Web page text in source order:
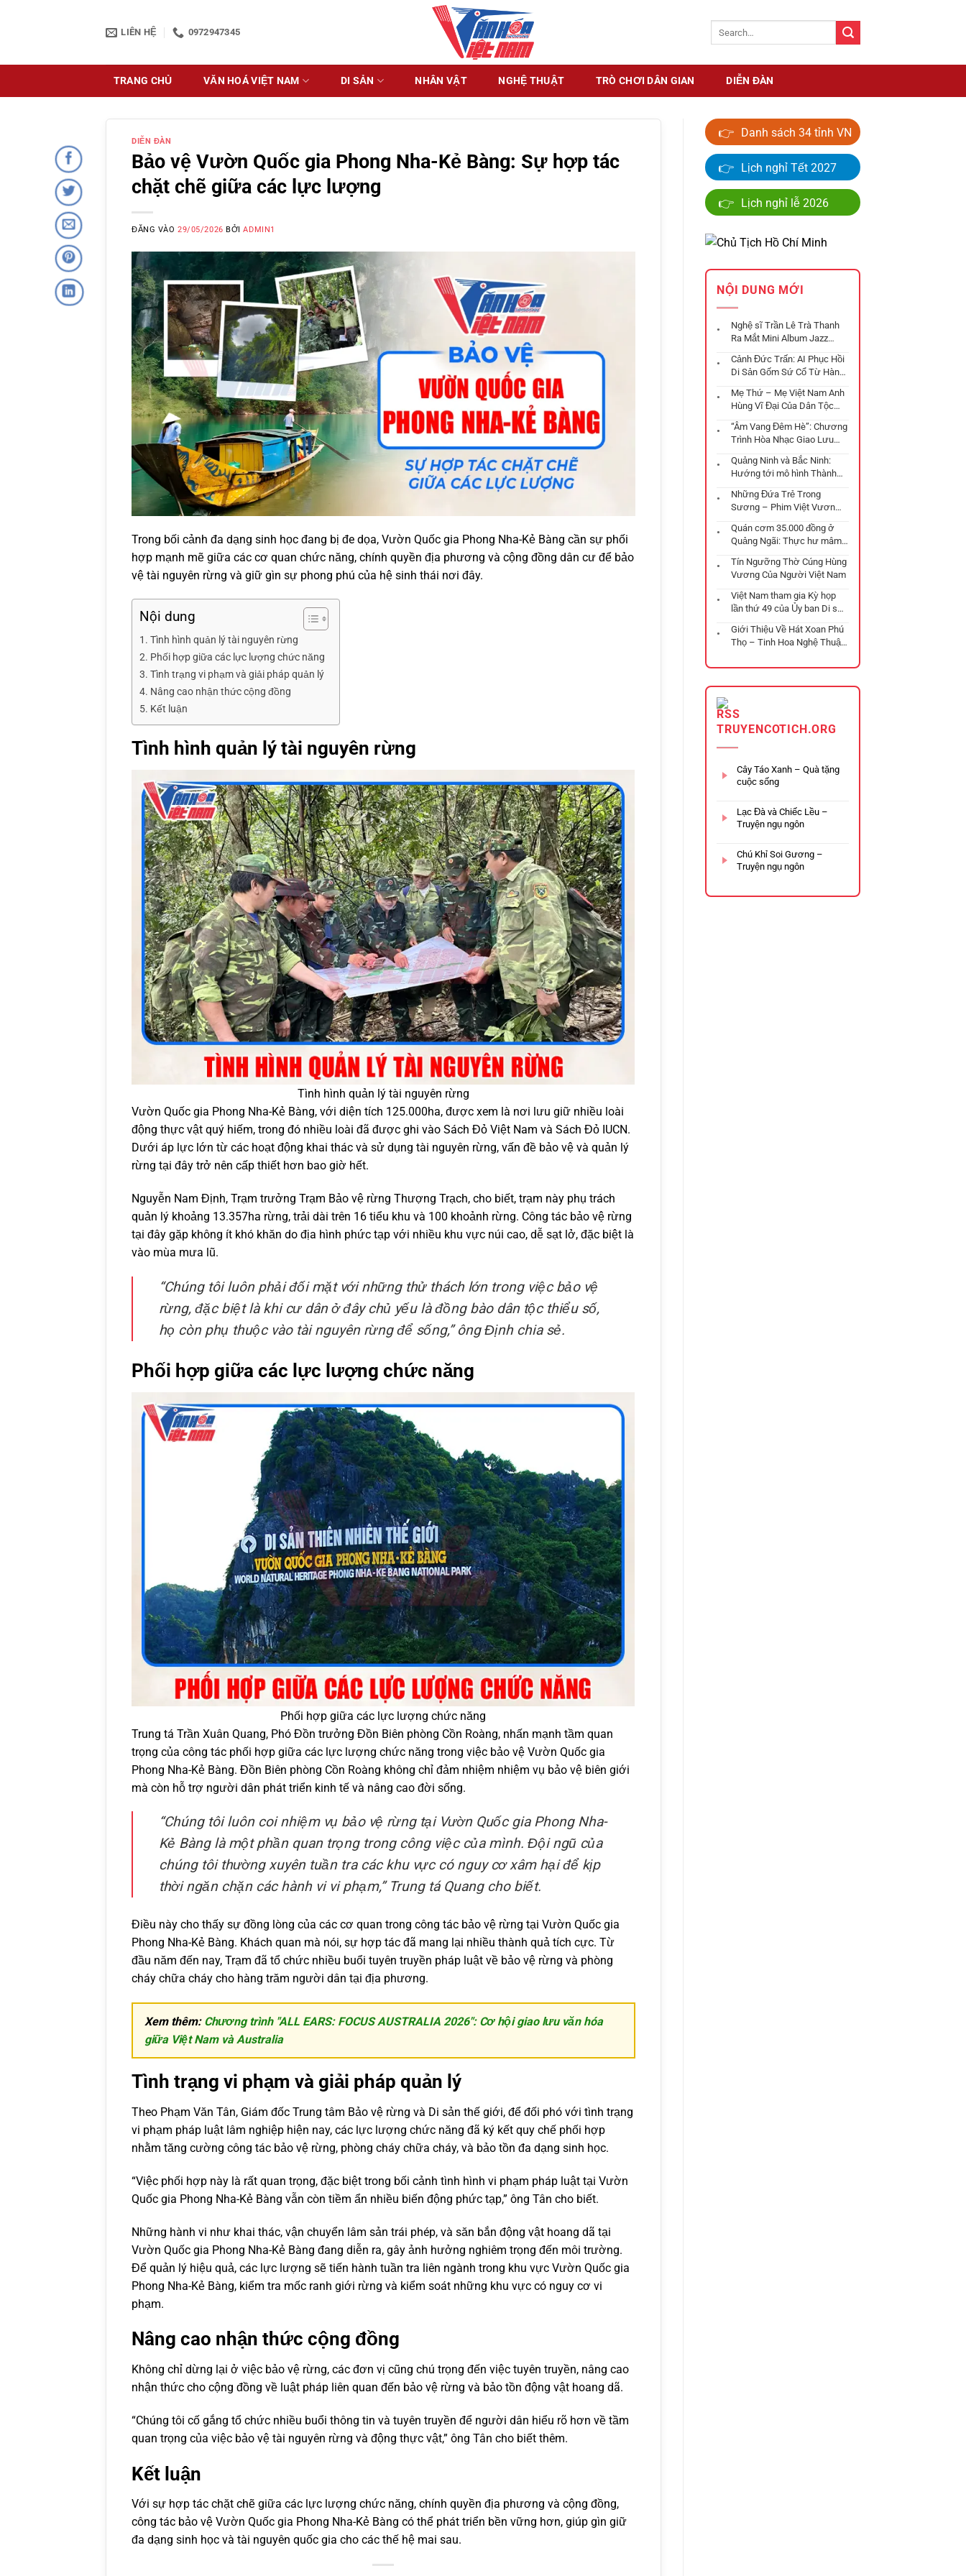
dung
LIÊN HỆ 0972947345
TRANG CHỦ VĂN HOÁ VIỆT NAM DI SẢN NHÂN VẬT NGHỆ THUẬT TRÒ CHƠI DÂN GIAN DIỄN ĐÀN
DIỄN ĐÀN
Bảo vệ Vườn Quốc gia Phong Nha-Kẻ Bàng: Sự hợp tác
chặt chẽ giữa các lực lượng
ĐĂNG VÀO29/05/2026 BỞIADMIN1
Trong bối cảnh đa dạng sinh học đang bị đe dọa, Vườn Quốc gia Phong Nha-Kẻ Bàng cần sự phối
hợp mạnh mẽ giữa các cơ quan chức năng, chính quyền địa phương và cộng đồng dân cư để bảo
vệ tài nguyên rừng và giữ gìn sự phong phú của hệ sinh thái nơi đây.
Nội dung
Tình hình quản lý tài nguyên rừng
Phối hợp giữa các lực lượng chức năng
Tình trạng vi phạm và giải pháp quản lý
Nâng cao nhận thức cộng đồng
Kết luận
Tình hình quản lý tài nguyên rừng
Tình hình quản lý tài nguyên rừng
Vườn Quốc gia Phong Nha-Kẻ Bàng, với diện tích 125.000ha, được xem là nơi lưu giữ nhiều loài
động thực vật quý hiếm, trong đó nhiều loài đã được ghi vào Sách Đỏ Việt Nam và Sách Đỏ IUCN.
Dưới áp lực lớn từ các hoạt động khai thác và sử dụng tài nguyên rừng, vấn đề bảo vệ và quản lý
rừng tại đây trở nên cấp thiết hơn bao giờ hết.
Nguyễn Nam Định, Trạm trưởng Trạm Bảo vệ rừng Thượng Trạch, cho biết, trạm này phụ trách
quản lý khoảng 13.357ha rừng, trải dài trên 16 tiểu khu và 100 khoảnh rừng. Công tác bảo vệ rừng
tại đây gặp không ít khó khăn do địa hình phức tạp với nhiều khu vực núi cao, dễ sạt lở, đặc biệt là
vào mùa mưa lũ.
“Chúng tôi luôn phải đối mặt với những thử thách lớn trong việc bảo vệ
rừng, đặc biệt là khi cư dân ở đây chủ yếu là đồng bào dân tộc thiểu số,
họ còn phụ thuộc vào tài nguyên rừng để sống,” ông Định chia sẻ.
Phối hợp giữa các lực lượng chức năng
Phối hợp giữa các lực lượng chức năng
Trung tá Trần Xuân Quang, Phó Đồn trưởng Đồn Biên phòng Cồn Roàng, nhấn mạnh tầm quan
trọng của công tác phối hợp giữa các lực lượng chức năng trong việc bảo vệ Vườn Quốc gia
Phong Nha-Kẻ Bàng. Đồn Biên phòng Cồn Roàng không chỉ đảm nhiệm nhiệm vụ bảo vệ biên giới
mà còn hỗ trợ người dân phát triển kinh tế và nâng cao đời sống.
“Chúng tôi luôn coi nhiệm vụ bảo vệ rừng tại Vườn Quốc gia Phong Nha-
Kẻ Bàng là một phần quan trọng trong công việc của mình. Đội ngũ của
chúng tôi thường xuyên tuần tra các khu vực có nguy cơ xâm hại để kịp
thời ngăn chặn các hành vi vi phạm,” Trung tá Quang cho biết.
Điều này cho thấy sự đồng lòng của các cơ quan trong công tác bảo vệ rừng tại Vườn Quốc gia
Phong Nha-Kẻ Bàng. Khách quan mà nói, sự hợp tác đã mang lại nhiều thành quả tích cực. Từ
đầu năm đến nay, Trạm đã tổ chức nhiều buổi tuyên truyền pháp luật về bảo vệ rừng và phòng
cháy chữa cháy cho hàng trăm người dân tại địa phương.
Xem thêm: Chương trình "ALL EARS: FOCUS AUSTRALIA 2026": Cơ hội giao lưu văn hóa
giữa Việt Nam và Australia
Tình trạng vi phạm và giải pháp quản lý
Theo Phạm Văn Tân, Giám đốc Trung tâm Bảo vệ rừng và Di sản thế giới, để đối phó với tình trạng
vi phạm pháp luật lâm nghiệp hiện nay, các lực lượng chức năng đã ký kết quy chế phối hợp
nhằm tăng cường công tác bảo vệ rừng, phòng cháy chữa cháy, và bảo tồn đa dạng sinh học.
“Việc phối hợp này là rất quan trọng, đặc biệt trong bối cảnh tình hình vi phạm pháp luật tại Vườn
Quốc gia Phong Nha-Kẻ Bàng vẫn còn tiềm ẩn nhiều biến động phức tạp,” ông Tân cho biết.
Những hành vi như khai thác, vận chuyển lâm sản trái phép, và săn bắn động vật hoang dã tại
Vườn Quốc gia Phong Nha-Kẻ Bàng đang diễn ra, gây ảnh hưởng nghiêm trọng đến môi trường.
Để quản lý hiệu quả, các lực lượng sẽ tiến hành tuần tra liên ngành trong khu vực Vườn Quốc gia
Phong Nha-Kẻ Bàng, kiểm tra mốc ranh giới rừng và kiểm soát những khu vực có nguy cơ vi
phạm.
Nâng cao nhận thức cộng đồng
Không chỉ dừng lại ở việc bảo vệ rừng, các đơn vị cũng chú trọng đến việc tuyên truyền, nâng cao
nhận thức cho cộng đồng về luật pháp liên quan đến bảo vệ rừng và bảo tồn động vật hoang dã.
“Chúng tôi cố gắng tổ chức nhiều buổi thông tin và tuyên truyền để người dân hiểu rõ hơn về tầm
quan trọng của việc bảo vệ tài nguyên rừng và động thực vật,” ông Tân cho biết thêm.
Kết luận
Với sự hợp tác chặt chẽ giữa các lực lượng chức năng, chính quyền địa phương và cộng đồng,
công tác bảo vệ Vườn Quốc gia Phong Nha-Kẻ Bàng có thể phát triển bền vững hơn, giúp gìn giữ
đa dạng sinh học và tài nguyên quốc gia cho các thế hệ mai sau.
👉 Danh sách 34 tỉnh VN
👉 Lịch nghỉ Tết 2027
👉 Lịch nghỉ lễ 2026
NỘI DUNG MỚI
Nghệ sĩ Trần Lê Trà Thanh
Ra Mắt Mini Album Jazz
Cảnh Đức Trấn: AI Phục Hồi
Di Sản Gốm Sứ Cổ Từ Hàng
Mẹ Thứ – Mẹ Việt Nam Anh
Hùng Vĩ Đại Của Dân Tộc
Việt
“Âm Vang Đêm Hè”: Chương
Trình Hòa Nhạc Giao Lưu
Quốc Tế Điểm Nhấn Văn
Hóa Tại Đà Nẵng
Quảng Ninh và Bắc Ninh:
Hướng tới mô hình Thành
với những chiến lược phát
triển đột phá
Những Đứa Trẻ Trong
Sương – Phim Việt Vươn
Quán cơm 35.000 đồng ở
Quảng Ngãi: Thực hư mâm
Tín Ngưỡng Thờ Cúng Hùng
Vương Của Người Việt Nam
Việt Nam tham gia Kỳ họp
lần thứ 49 của Ủy ban Di sản
Giới Thiệu Về Hát Xoan Phú
Thọ – Tinh Hoa Nghệ Thuật
TRUYENCOTICH.ORG
Cây Táo Xanh – Quà tặng
cuộc sống
Lạc Đà và Chiếc Lều –
Truyện ngụ ngôn
Chú Khỉ Soi Gương –
Truyện ngụ ngôn